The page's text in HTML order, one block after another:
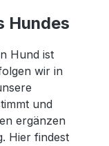
Hundes
Hund ist
wir in
und
ergänzen
Hier findest